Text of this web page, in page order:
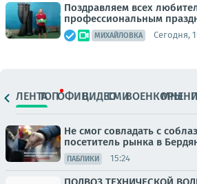
Поздравляем всех
профессиональным
МИХАЙЛОВКА Сегодня,
ЛЕНТАТОПОФИЦ.ВИДЕОСМИВОЕНКОРЫ
Не смог совладать с
посетитель рынка в
ПАБЛИКИ 15:24